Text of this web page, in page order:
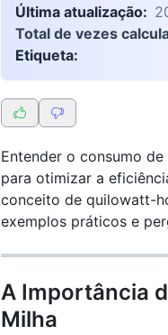
Última atualização:
Total de vezes
Etiqueta:
Entender o consumo
para otimizar a
conceito de quilowatt-
exemplos práticos e
A Importância
Milha